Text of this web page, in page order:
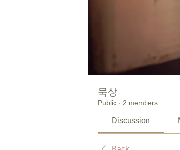
묵상
Public · 2 members
Discussion